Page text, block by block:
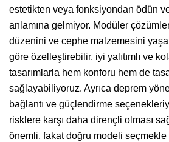
estetikten veya fonksiyondan ödün
anlamına gelmiyor. Modüler
düzenini ve cephe malzemesini
göre özelleştirebilir, iyi yalıtımlı ve
tasarımlarla hem konforu hem de
sağlayabiliyoruz. Ayrıca deprem
bağlantı ve güçlendirme
risklere karşı daha dirençli olması
önemli, fakat doğru modeli seçmekle